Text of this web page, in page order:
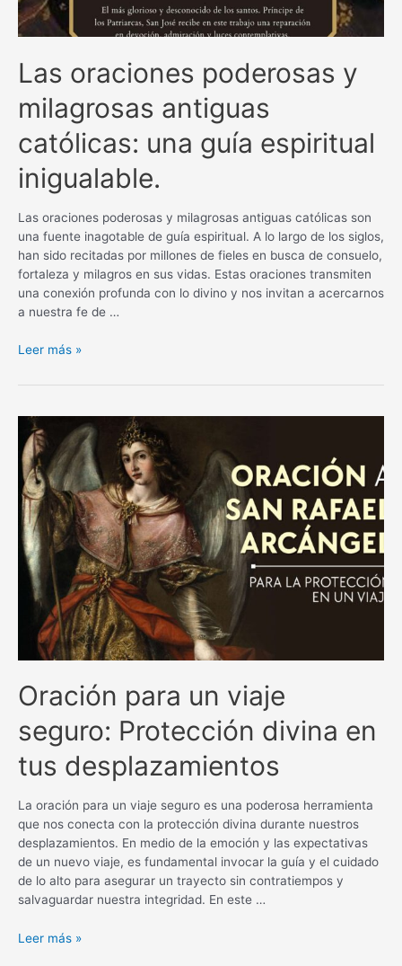
Las oraciones poderosas y
milagrosas antiguas
católicas: una guía espiritual
inigualable.
Las oraciones poderosas y milagrosas antiguas católicas son
una fuente inagotable de guía espiritual. A lo largo de los siglos,
han sido recitadas por millones de fieles en busca de consuelo,
fortaleza y milagros en sus vidas. Estas oraciones transmiten
una conexión profunda con lo divino y nos invitan a acercarnos
a nuestra fe de …
Las
poderosas
milagrosas
antiguas
católicas:
una
guía
espiritual
inigualable.
Leer más »
Oración para un viaje
seguro: Protección divina en
tus desplazamientos
La oración para un viaje seguro es una poderosa herramienta
que nos conecta con la protección divina durante nuestros
desplazamientos. En medio de la emoción y las expectativas
de un nuevo viaje, es fundamental invocar la guía y el cuidado
de lo alto para asegurar un trayecto sin contratiempos y
salvaguardar nuestra integridad. En este …
Oración
Leer más »